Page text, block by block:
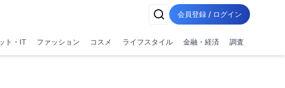
会員登録 / ログイン
ト・IT ファッション コスメ ライフスタイル 金融・経済 調査